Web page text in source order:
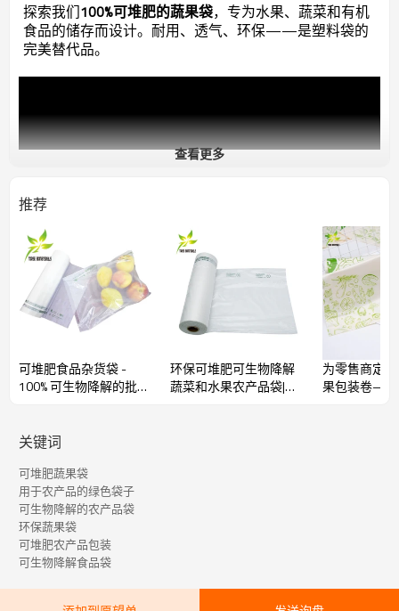
探索我们100%可堆肥的蔬果袋，专为水果、蔬菜和有机
食品的储存而设计。耐用、透气、环保——是塑料袋的
完美替代品。
为什么要选择可堆肥的蔬果袋？
我们的可堆肥蔬果袋采用
非食用作物。这些材料可在家庭和工业堆肥系统中自然分解，从
而减少塑料垃圾，促进可持续发展。
经认证可堆肥
这些袋子符合
Compost HOME（TUV Austria）、ASTM D6400（BPI）、AS4736
和AS5810（ABA）等国际可堆肥标准。
坚固耐用
查看更多
推荐
可堆肥食品杂货袋 -
100% 可生物降解的批发
环保可堆肥可生物降解
蔬菜和水果农产品袋|可
为零售商定
果包装卷——
关键词
可堆肥蔬果袋
用于农产品的绿色袋子
可生物降解的农产品袋
环保蔬果袋
可堆肥农产品包装
可生物降解食品袋